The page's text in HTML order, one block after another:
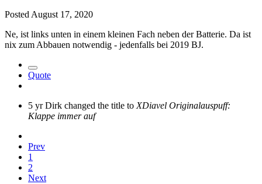
PostedAugust 17, 2020
Ne, ist links unten in einem kleinen Fach neben der Batterie. Da ist
nix zum Abbauen notwendig - jedenfalls bei 2019 BJ.
Quote
5 yr Dirk changed the title toXDiavel Originalauspuff:
Klappe immer auf
Prev
1
2
Next